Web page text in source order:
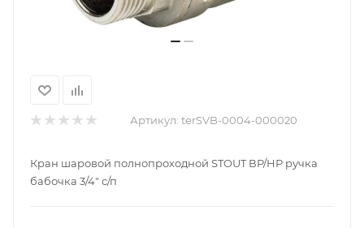
Артикул: terSVB-0004-000020
Кран шаровой полнопроходной STOUT ВР/НР ручка
бабочка 3/4" с/п